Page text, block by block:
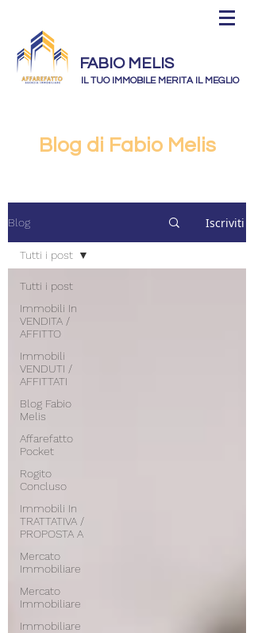
FABIO MELIS
IL TUO IMMOBILE MERITA IL MEGLIO
Blog di Fabio Melis
Blog Iscriviti
Tutti i post
Immobili In
VENDITA /
AFFITTO
Immobili
VENDUTI /
AFFITTATI
Blog Fabio
Melis
Affarefatto
Pocket
Rogito
Concluso
Immobili In
TRATTATIVA /
PROPOSTA A
Mercato
Immobiliare
Mercato
Immobiliare
Immobiliare
Tutti i post